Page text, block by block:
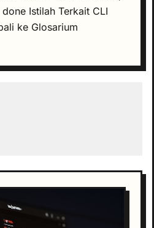
Istilah Terkait CLI
ke Glosarium